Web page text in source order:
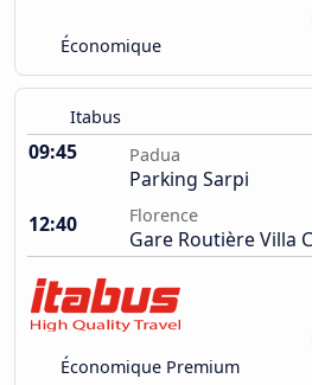
Économique
Itabus
09:45 Padua
Parking Sarpi
12:40
Florence
Gare Routière Villa
Économique Premium